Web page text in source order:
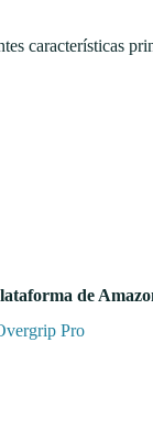
características
de